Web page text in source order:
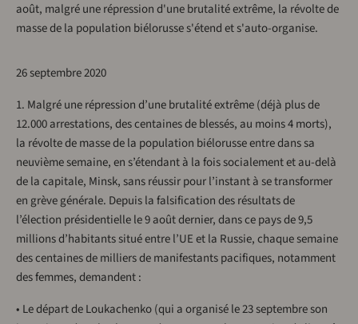
août, malgré une répression d'une brutalité extrême, la révolte de
masse de la population biélorusse s'étend et s'auto-organise.
26 septembre 2020
1. Malgré une répression d’une brutalité extrême (déjà plus de
12.000 arrestations, des centaines de blessés, au moins 4 morts),
la révolte de masse de la population biélorusse entre dans sa
neuvième semaine, en s’étendant à la fois socialement et au-delà
de la capitale, Minsk, sans réussir pour l’instant à se transformer
en grève générale. Depuis la falsification des résultats de
l’élection présidentielle le 9 août dernier, dans ce pays de 9,5
millions d’habitants situé entre l’UE et la Russie, chaque semaine
des centaines de milliers de manifestants pacifiques, notamment
des femmes, demandent :
• Le départ de Loukachenko (qui a organisé le 23 septembre son